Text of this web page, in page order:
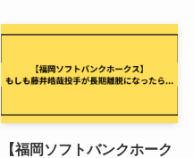
【福岡ソフトバンクホーク